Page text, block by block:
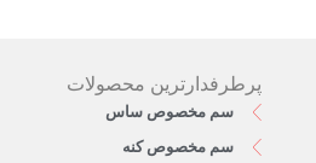
پرطرفدارترین محصولات
سم مخصوص ساس
سم مخصوص کنه